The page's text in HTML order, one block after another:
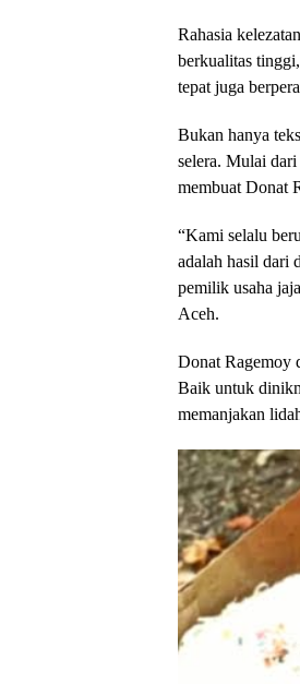
Rahasia
berkualitas
tepat juga
Bukan hanya
selera. Mulai dari
membuat Donat
“Kami selalu
adalah hasil dari
pemilik usaha
Aceh.
Donat Ragemoy
Baik untuk
memanjakan